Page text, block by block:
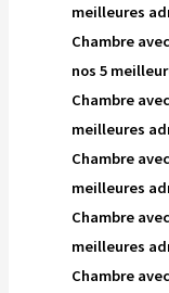
meilleures
Chambre
nos 5
Chambre
meilleures
Chambre
meilleures
Chambre
meilleures
Chambre